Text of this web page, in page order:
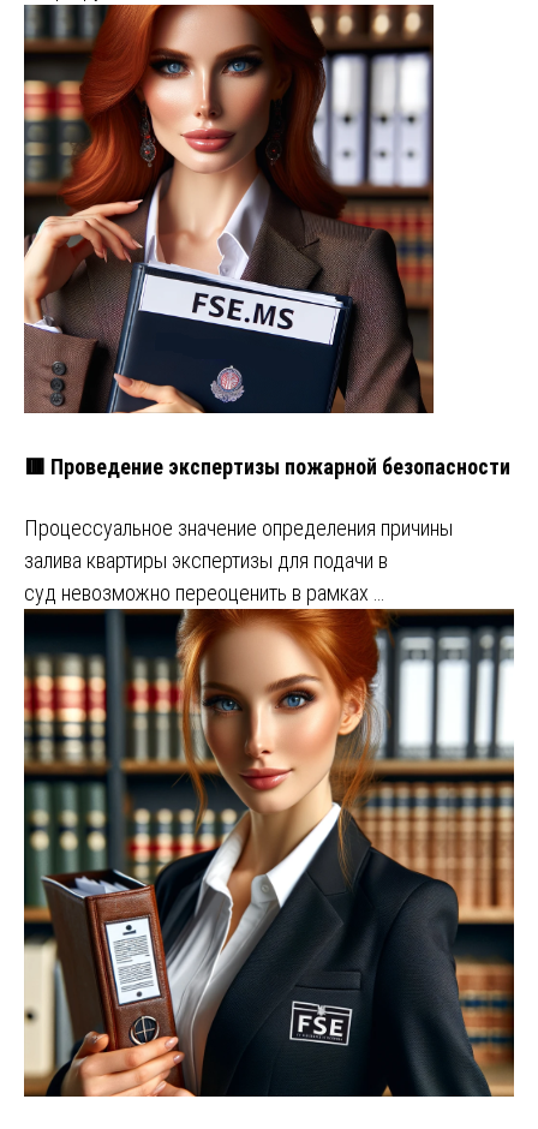
🟥 Проведение экспертизы пожарной безопасности
Процессуальное значение определения причины
залива квартиры экспертизы для подачи в
суд невозможно переоценить в рамках …